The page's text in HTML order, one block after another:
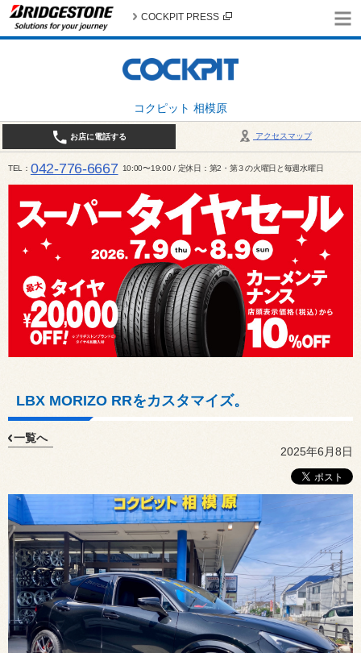
コクピット 相模原
COCKPIT PRESS
アクセスマップ
お店に電話する
TEL 042-776-6667 10:00〜19:00 / 定休日：第2・第３の火曜日と毎週水曜日
LBX MORIZO RRをカスタマイズ。
一覧へ
2025年6月8日